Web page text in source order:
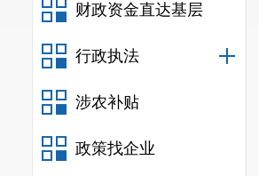
财政资金直达基层
行政执法
涉农补贴
政策找企业